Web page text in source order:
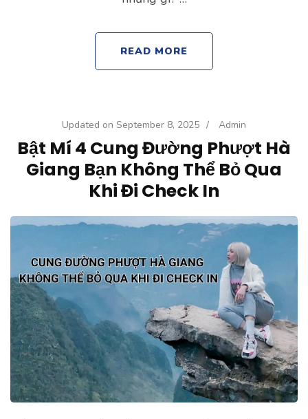
READ MORE
Updated on September 8, 2025 / Admin
Bật Mí 4 Cung Đường Phượt Hà
Giang Bạn Không Thể Bỏ Qua
Khi Đi Check In